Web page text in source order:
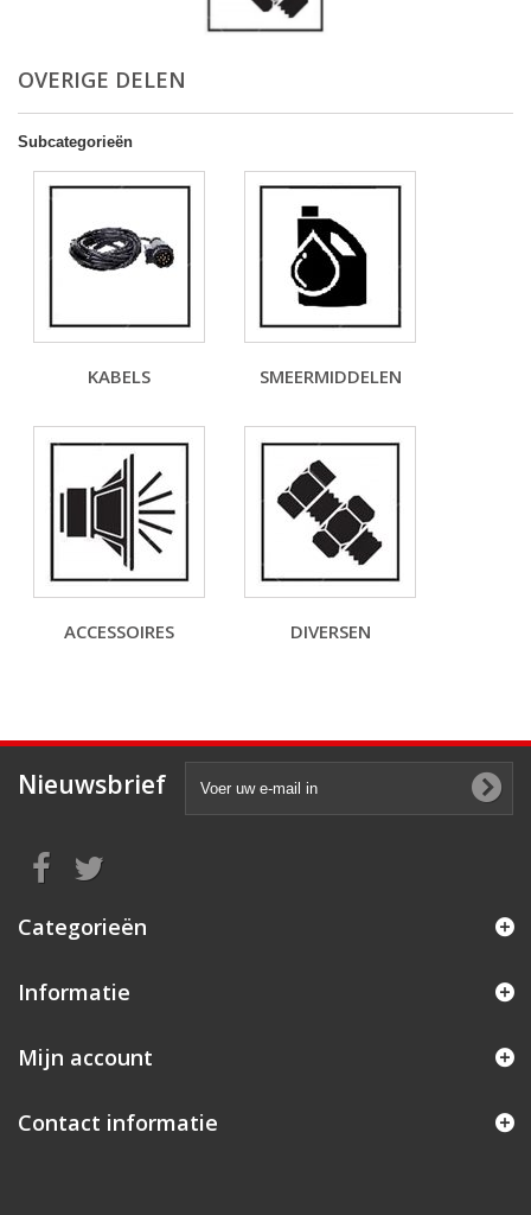
OVERIGE DELEN
Subcategorieën
KABELS SMEERMIDDELEN
ACCESSOIRES DIVERSEN
Nieuwsbrief
Categorieën
Informatie
Mijn account
Contact informatie